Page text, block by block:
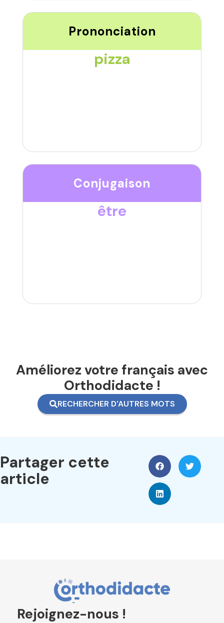
Prononciation
pizza
Conjugaison
être
Améliorez votre français avec
Orthodidacte !
RECHERCHER D'AUTRES MOTS
Partager cette
article
Rejoignez-nous !